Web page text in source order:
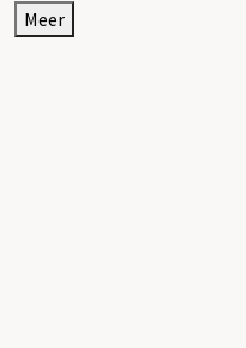
Meer